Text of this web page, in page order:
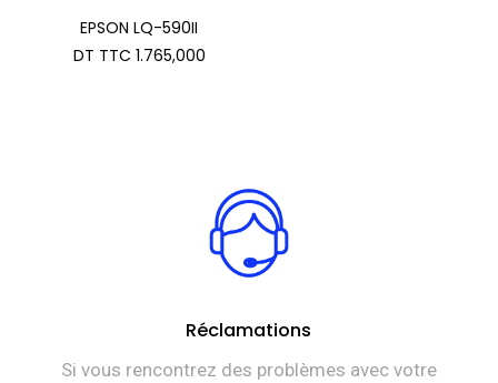
EPSON LQ-590II
DT TTC 1.765,000
Réclamations
Si vous rencontrez des problèmes avec votre